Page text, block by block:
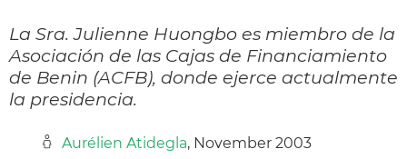
La Sra. Julienne Huongbo es miembro de la
Asociación de las Cajas de Financiamiento
de Benin (ACFB), donde ejerce actualmente
la presidencia.
Aurélien Atidegla, November 2003